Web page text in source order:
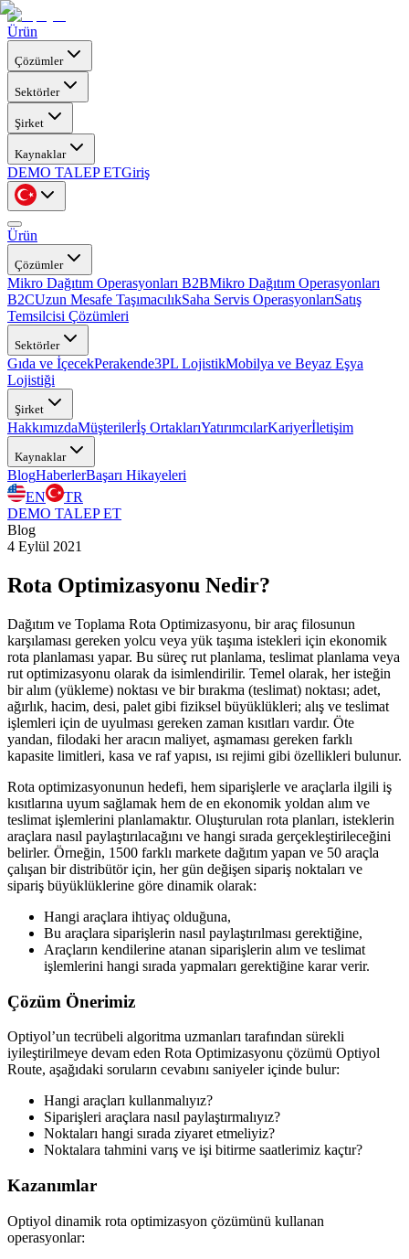
Ürün
Çözümler
Sektörler
Şirket
Kaynaklar
DEMO TALEP ETGiriş
Ürün
Çözümler
Mikro Dağıtım Operasyonları B2BMikro Dağıtım Operasyonları
B2CUzun Mesafe TaşımacılıkSaha Servis OperasyonlarıSatış
Temsilcisi Çözümleri
Sektörler
Gıda ve İçecekPerakende3PL LojistikMobilya ve Beyaz Eşya
Lojistiği
Şirket
HakkımızdaMüşterilerİş OrtaklarıYatırımcılarKariyerİletişim
Kaynaklar
BlogHaberlerBaşarı Hikayeleri
EN
TR
DEMO TALEP ET
Blog
4 Eylül 2021
Rota Optimizasyonu Nedir?
Dağıtım ve Toplama Rota Optimizasyonu, bir araç filosunun
karşılaması gereken yolcu veya yük taşıma istekleri için ekonomik
rota planlaması yapar. Bu süreç rut planlama, teslimat planlama veya
rut optimizasyonu olarak da isimlendirilir. Temel olarak, her isteğin
bir alım (yükleme) noktası ve bir bırakma (teslimat) noktası; adet,
ağırlık, hacim, desi, palet gibi fiziksel büyüklükleri; alış ve teslimat
işlemleri için de uyulması gereken zaman kısıtları vardır. Öte
yandan, filodaki her aracın maliyet, aşmaması gereken farklı
kapasite limitleri, kasa ve raf yapısı, ısı rejimi gibi özellikleri bulunur.
Rota optimizasyonunun hedefi, hem siparişlerle ve araçlarla ilgili iş
kısıtlarına uyum sağlamak hem de en ekonomik yoldan alım ve
teslimat işlemlerini planlamaktır. Oluşturulan rota planları, isteklerin
araçlara nasıl paylaştırılacağını ve hangi sırada gerçekleştirileceğini
belirler. Örneğin, 1500 farklı markete dağıtım yapan ve 50 araçla
çalışan bir distribütör için, her gün değişen sipariş noktaları ve
sipariş büyüklüklerine göre dinamik olarak:
Hangi araçlara ihtiyaç olduğuna,
Bu araçlara siparişlerin nasıl paylaştırılması gerektiğine,
Araçların kendilerine atanan siparişlerin alım ve teslimat
işlemlerini hangi sırada yapmaları gerektiğine karar verir.
Çözüm Önerimiz
Optiyol’un tecrübeli algoritma uzmanları tarafından sürekli
iyileştirilmeye devam eden Rota Optimizasyonu çözümü Optiyol
Route, aşağıdaki soruların cevabını saniyeler içinde bulur:
Hangi araçları kullanmalıyız?
Siparişleri araçlara nasıl paylaştırmalıyız?
Noktaları hangi sırada ziyaret etmeliyiz?
Noktalara tahmini varış ve işi bitirme saatlerimiz kaçtır?
Kazanımlar
Optiyol dinamik rota optimizasyon çözümünü kullanan
operasyonlar: